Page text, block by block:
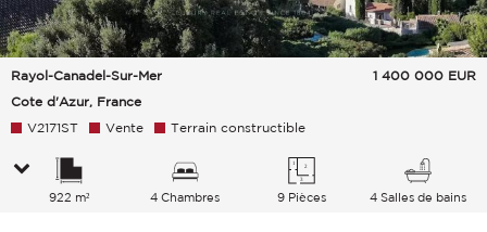
Rayol-Canadel-Sur-Mer
Cote d'Azur, France
1 400 000 EUR
V2171ST Vente Terrain constructible
922 m² 4 Chambres 9 Pièces 4 Salles de bains